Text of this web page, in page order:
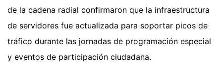
de la cadena radial confirmaron que la infraestructura
de servidores fue actualizada para soportar picos de
tráfico durante las jornadas de programación especial
y eventos de participación ciudadana.